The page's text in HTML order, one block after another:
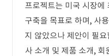
프로젝트는 미국 시장에
구축을 목표로 하며, 사
지 않았으나 제안이 필
사 소개 및 제품 소개,